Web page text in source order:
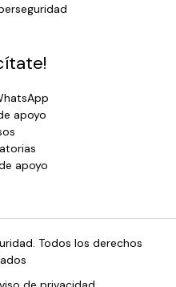
apoyo
apoyo
Todos los derechos